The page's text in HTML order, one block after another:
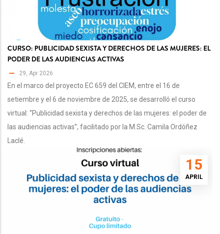
CURSO: PUBLICIDAD SEXISTA Y DERECHOS DE LAS MUJERES: EL
PODER DE LAS AUDIENCIAS ACTIVAS
29, Apr 2026
En el marco del proyecto EC 659 del CIEM, entre el 16 de
setiembre y el 6 de noviembre de 2025, se desarrolló el curso
virtual: “Publicidad sexista y derechos de las mujeres: el poder de
las audiencias activas”, facilitado por la M.Sc. Camila Ordóñez
Laclé.
15
APRIL